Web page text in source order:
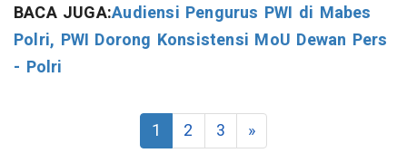
BACA JUGA:Audiensi Pengurus PWI di Mabes
Polri, PWI Dorong Konsistensi MoU Dewan Pers
- Polri
1 2 3 »